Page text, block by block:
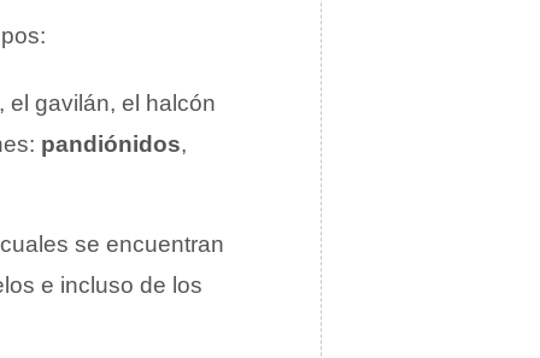
el gavilán, el halcón
pandiónidos,
se encuentran
e incluso de los